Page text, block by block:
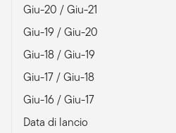
Giu-20 / Giu-21
Giu-19 / Giu-20
Giu-18 / Giu-19
Giu-17 / Giu-18
Giu-16 / Giu-17
Data di lancio